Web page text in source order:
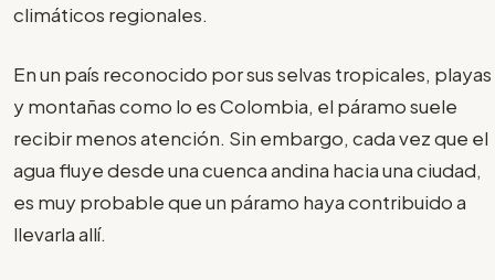
climáticos regionales.
En un país reconocido por sus selvas tropicales, playas
y montañas como lo es Colombia, el páramo suele
recibir menos atención. Sin embargo, cada vez que el
agua fluye desde una cuenca andina hacia una ciudad,
es muy probable que un páramo haya contribuido a
llevarla allí.